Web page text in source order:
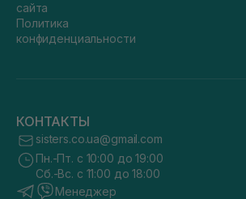
сайта
Политика
конфиденциальности
КОНТАКТЫ
sisters.co.ua@gmail.com
Пн.-Пт. с 10:00 до 19:00
Сб.-Вс. с 11:00 до 18:00
Менеджер